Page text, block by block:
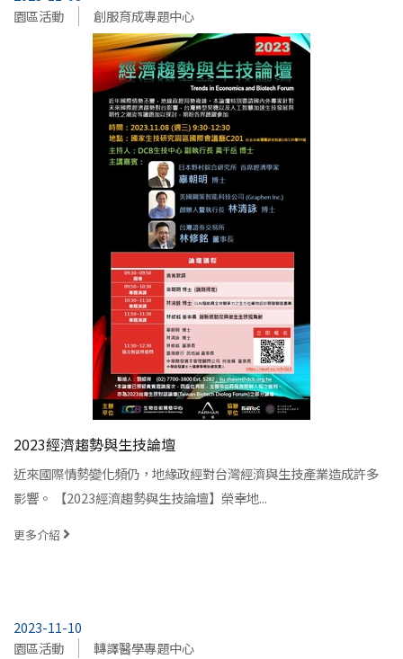
園區活動
創服育成專題中心
2023經濟趨勢與生技論壇
近來國際情勢變化頻仍，地緣政經對台灣經濟與生技產業造成許多
影響。 【2023經濟趨勢與生技論壇】榮幸地...
更多介紹
2023-11-10
園區活動
轉譯醫學專題中心